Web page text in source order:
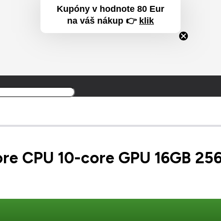
bol
CPU 10-core GPU 16GB
Kupóny v hodnote 80 Eur
na váš nákup 👉 klik